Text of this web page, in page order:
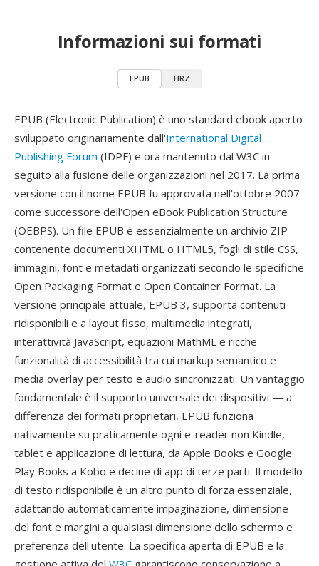
Informazioni sui formati
EPUB HRZ
EPUB (Electronic Publication) è uno standard ebook aperto
sviluppato originariamente dall'International Digital
Publishing Forum (IDPF) e ora mantenuto dal W3C in
seguito alla fusione delle organizzazioni nel 2017. La prima
versione con il nome EPUB fu approvata nell'ottobre 2007
come successore dell'Open eBook Publication Structure
(OEBPS). Un file EPUB è essenzialmente un archivio ZIP
contenente documenti XHTML o HTML5, fogli di stile CSS,
immagini, font e metadati organizzati secondo le specifiche
Open Packaging Format e Open Container Format. La
versione principale attuale, EPUB 3, supporta contenuti
ridisponibili e a layout fisso, multimedia integrati,
interattività JavaScript, equazioni MathML e ricche
funzionalità di accessibilità tra cui markup semantico e
media overlay per testo e audio sincronizzati. Un vantaggio
fondamentale è il supporto universale dei dispositivi — a
differenza dei formati proprietari, EPUB funziona
nativamente su praticamente ogni e-reader non Kindle,
tablet e applicazione di lettura, da Apple Books e Google
Play Books a Kobo e decine di app di terze parti. Il modello
di testo ridisponibile è un altro punto di forza essenziale,
adattando automaticamente impaginazione, dimensione
del font e margini a qualsiasi dimensione dello schermo e
preferenza dell'utente. La specifica aperta di EPUB e la